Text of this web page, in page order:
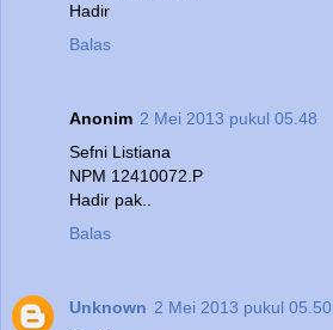
Hadir
Balas
Anonim 2 Mei 2013 pukul 05.48
Sefni Listiana
NPM 12410072.P
Hadir pak..
Balas
Unknown 2 Mei 2013 pukul 05.50